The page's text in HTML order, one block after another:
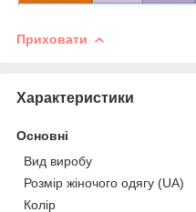
Приховати
Характеристики
Основні
Вид виробу
Розмір жіночого одягу (UA)
Колір